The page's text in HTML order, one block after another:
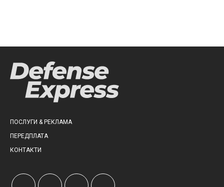
ПОСЛУГИ & РЕКЛАМА
ПЕРЕДПЛАТА
КОНТАКТИ